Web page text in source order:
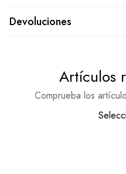
Devoluciones
Artículos
Comprueba los